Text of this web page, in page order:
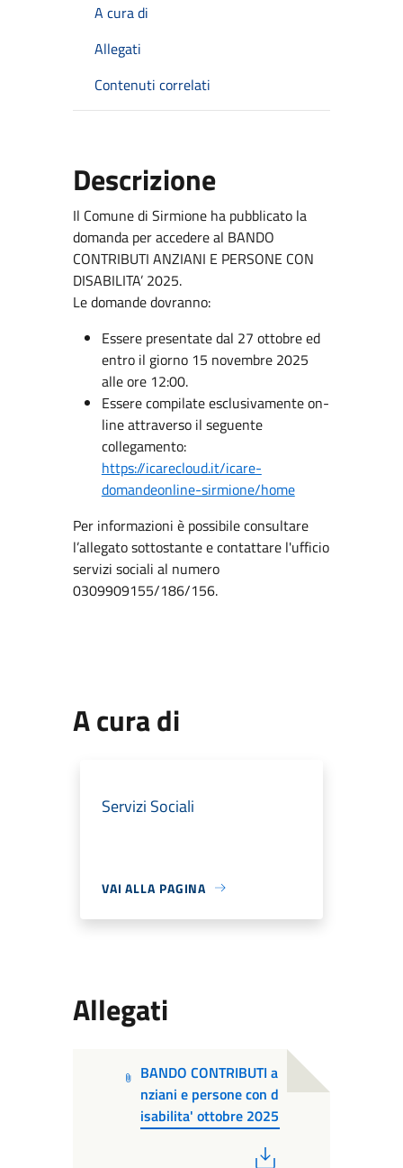
A cura di
Allegati
Contenuti correlati
Descrizione
Il Comune di Sirmione ha pubblicato la
domanda per accedere al BANDO
CONTRIBUTI ANZIANI E PERSONE CON
DISABILITA’ 2025.
Le domande dovranno:
Essere presentate dal 27 ottobre ed
entro il giorno 15 novembre 2025
alle ore 12:00.
Essere compilate esclusivamente on-
line attraverso il seguente
collegamento:
https://icarecloud.it/icare-
domandeonline-sirmione/home
Per informazioni è possibile consultare
l’allegato sottostante e contattare l'ufficio
servizi sociali al numero
0309909155/186/156.
A cura di
Servizi Sociali
VAI ALLA PAGINA
Allegati
BANDO CONTRIBUTI a
nziani e persone con d
isabilita' ottobre 2025